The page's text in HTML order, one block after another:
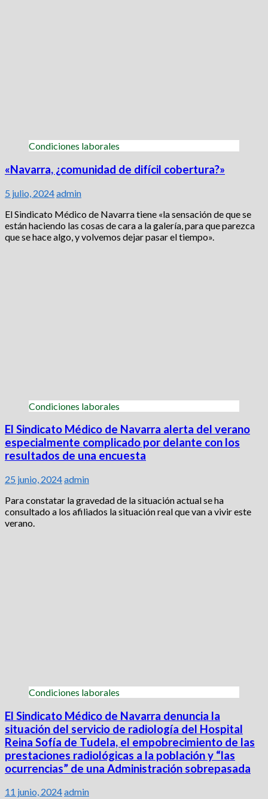
Condiciones laborales
«Navarra, ¿comunidad de difícil cobertura?»
5 julio, 2024admin
El Sindicato Médico de Navarra tiene «la sensación de que se
están haciendo las cosas de cara a la galería, para que parezca
que se hace algo, y volvemos dejar pasar el tiempo».
Condiciones laborales
El Sindicato Médico de Navarra alerta del verano
especialmente complicado por delante con los
resultados de una encuesta
25 junio, 2024admin
Para constatar la gravedad de la situación actual se ha
consultado a los afiliados la situación real que van a vivir este
verano.
Condiciones laborales
El Sindicato Médico de Navarra denuncia la
situación del servicio de radiología del Hospital
Reina Sofía de Tudela, el empobrecimiento de las
prestaciones radiológicas a la población y “las
ocurrencias” de una Administración sobrepasada
11 junio, 2024admin